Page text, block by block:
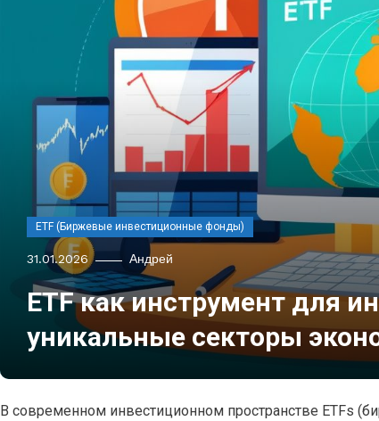
ETF (Биржевые инвестиционные фонды)
31.01.2026 Андрей
ETF как инструмент для
уникальные секторы
В современном инвестиционном пространстве ETFs